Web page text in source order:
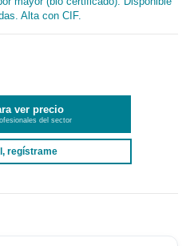
Alta con CIF.
ver precio
del sector
regístrame